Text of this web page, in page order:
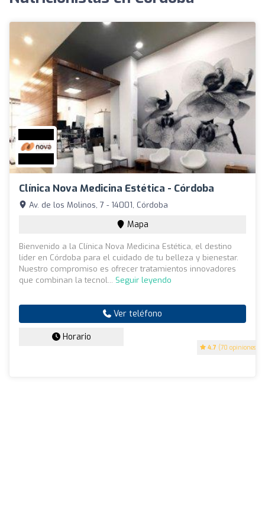
Clínica Nova Medicina Estética - Córdoba
4.7 (70 opiniones)
Av. de los Molinos, 7 - 14001, Córdoba
Mapa
Bienvenido a la Clínica Nova Medicina Estética, el destino
líder en Córdoba para el cuidado de tu belleza y bienestar.
Nuestro compromiso es ofrecer tratamientos innovadores
que combinan la tecnol... Seguir leyendo
Ver teléfono
Horario